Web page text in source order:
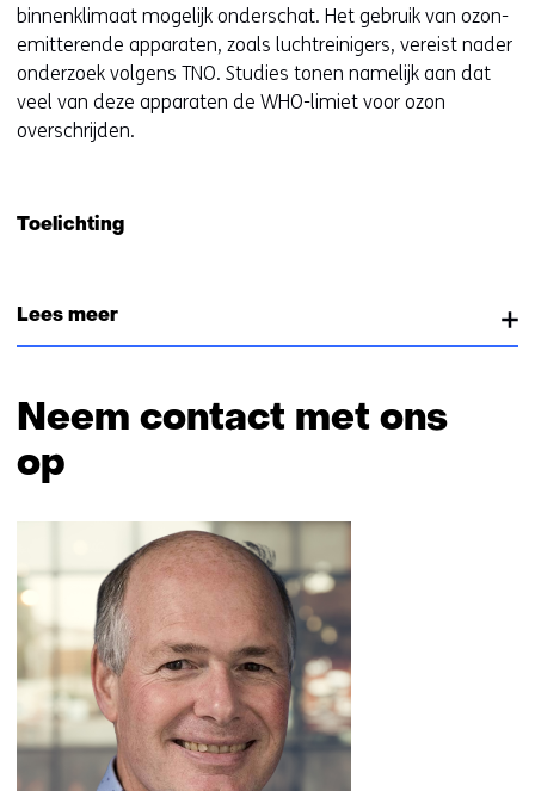
binnenklimaat mogelijk onderschat. Het gebruik van ozon-
emitterende apparaten, zoals luchtreinigers, vereist nader
onderzoek volgens TNO. Studies tonen namelijk aan dat
veel van deze apparaten de WHO-limiet voor ozon
overschrijden.
Toelichting
Lees meer
Neem contact met ons
op
over
(Neem
contact
met
ons
op)